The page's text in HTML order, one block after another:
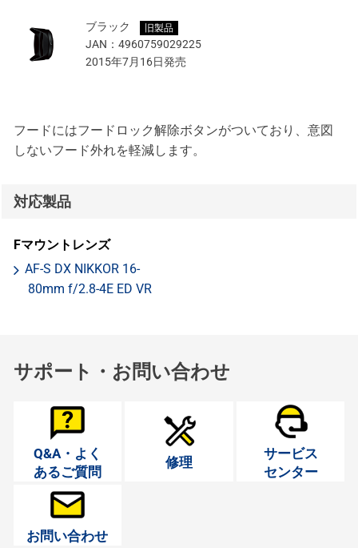
ブラック 旧製品
JAN： 4960759029225
2015年7月16日発売
フードにはフードロック解除ボタンがついており、意図
しないフード外れを軽減します。
対応製品
Fマウントレンズ
AF-S DX NIKKOR 16-
80mm f/2.8-4E ED VR
サポート・お問い合わせ
Q&A・よく
あるご質問
修理
サービス
センター
お問い合わせ